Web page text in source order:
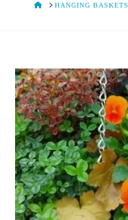
HOMEHANGING BASKETS